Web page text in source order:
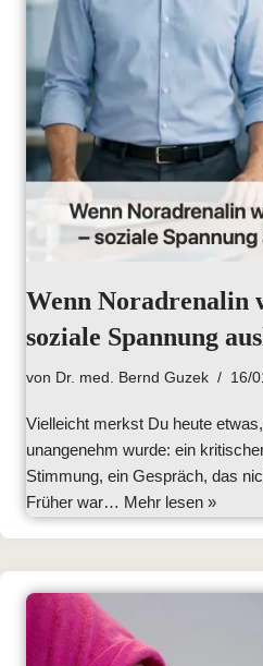
Wenn Noradrenalin
soziale Spannung
von Dr. med. Bernd Guzek 16/
Vielleicht merkst Du heute
unangenehm wurde: ein
Stimmung, ein Gespräch, das
Früher war… Mehr lesen »